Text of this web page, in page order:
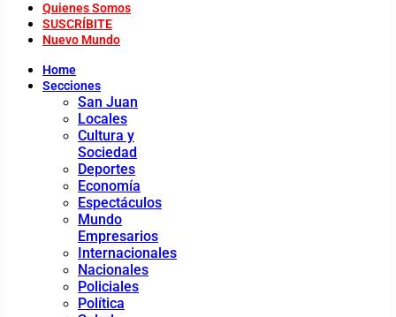
Quienes Somos
SUSCRÍBITE
Nuevo Mundo
Home
Secciones
San Juan
Locales
Cultura y
Sociedad
Deportes
Economía
Espectáculos
Mundo
Empresarios
Internacionales
Nacionales
Policiales
Política